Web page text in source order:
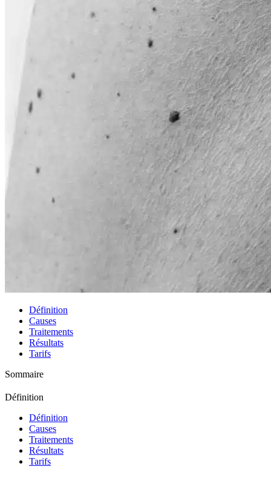
Définition
Causes
Traitements
Résultats
Tarifs
Sommaire
Définition
Définition
Causes
Traitements
Résultats
Tarifs